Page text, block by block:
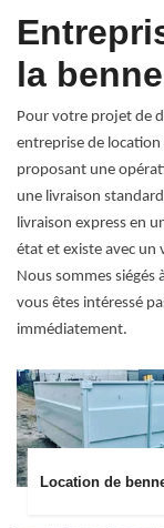
la
Pour votre projet de
entreprise de location
proposant une
une livraison
livraison express en
état et existe avec un
Nous sommes siégés
vous êtes intéressé
immédiatement.
Location de